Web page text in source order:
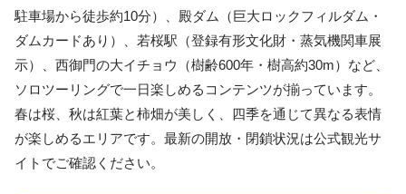
駐車場から徒歩約10分）、殿ダム（巨大ロックフィルダム・
ダムカードあり）、若桜駅（登録有形文化財・蒸気機関車展
示）、西御門の大イチョウ（樹齢600年・樹高約30m）など、
ソロツーリングで一日楽しめるコンテンツが揃っています。
春は桜、秋は紅葉と柿畑が美しく、四季を通じて異なる表情
が楽しめるエリアです。最新の開放・閉鎖状況は公式観光サ
イトでご確認ください。